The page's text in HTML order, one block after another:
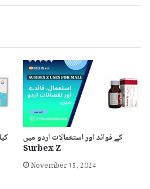
کے فوائد اور استعمالات اردو میں
Surbex Z
November 15, 2024